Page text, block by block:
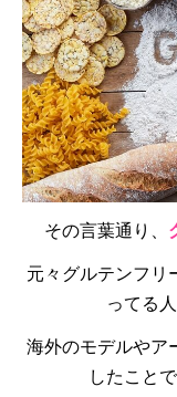
その言葉通り、
元々グルテンフリ
ってる
海外のモデルやア
したこと